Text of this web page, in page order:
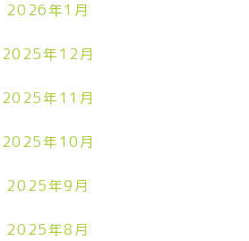
2026年1月
2025年12月
2025年11月
2025年10月
2025年9月
2025年8月